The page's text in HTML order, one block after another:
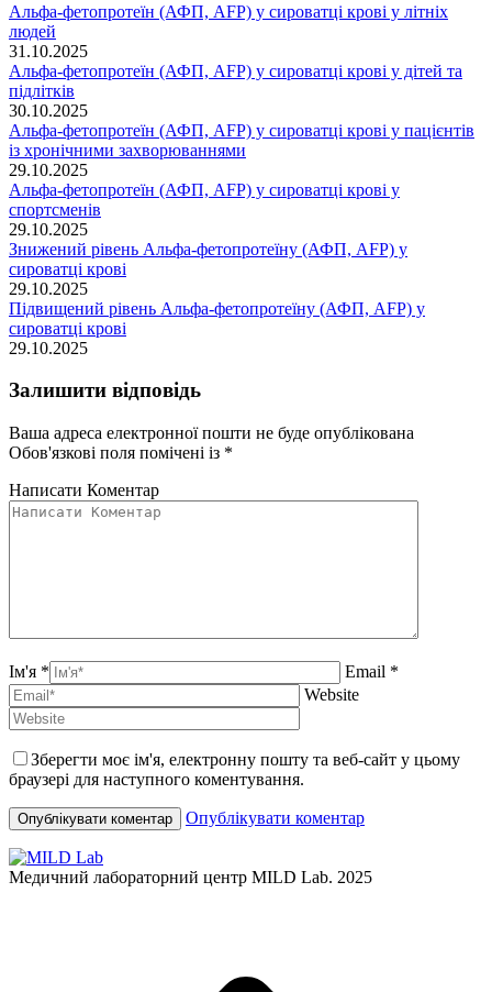
Альфа-фетопротеїн (АФП, AFP) у сироватці крові у літніх
людей
31.10.2025
Альфа-фетопротеїн (АФП, AFP) у сироватці крові у дітей та
підлітків
30.10.2025
Альфа-фетопротеїн (АФП, AFP) у сироватці крові у пацієнтів
із хронічними захворюваннями
29.10.2025
Альфа-фетопротеїн (АФП, AFP) у сироватці крові у
спортсменів
29.10.2025
Знижений рівень Альфа-фетопротеїну (АФП, AFP) у
сироватці крові
29.10.2025
Підвищений рівень Альфа-фетопротеїну (АФП, AFP) у
сироватці крові
29.10.2025
Залишити відповідь
Ваша адреса електронної пошти не буде опублікована
Обов'язкові поля помічені із *
Написати Коментар
Ім'я *
Email *
Website
Зберегти моє ім'я, електронну пошту та веб-сайт у цьому
браузері для наступного коментування.
Опублікувати коментар
Медичний лабораторний центр MILD Lab. 2025